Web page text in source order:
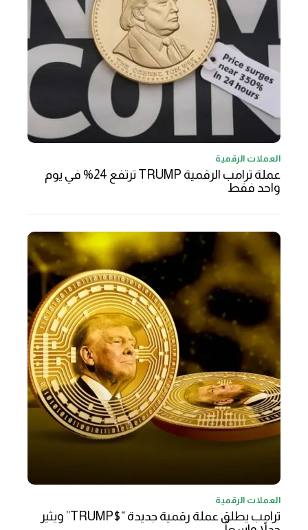
العملات الرقمية
عملة ترامب الرقمية TRUMP ترتفع 24% في يوم
واحد فقط
العملات الرقمية
ترامب يطلق عملة رقمية جديدة “$TRUMP” ويثير